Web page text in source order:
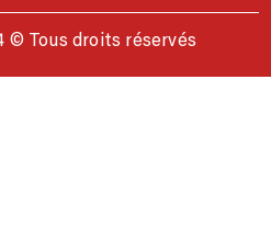
© Tous droits réservés